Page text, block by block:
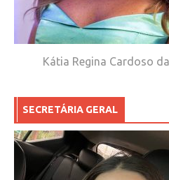
Kátia Regina Cardoso
SECRETÁRIA GERAL